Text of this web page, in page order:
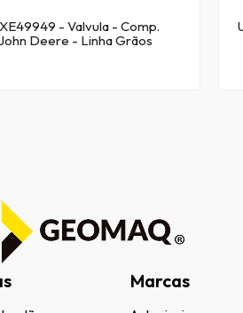
- Valvula - Comp.
Deere - Linha Grãos
Marcas